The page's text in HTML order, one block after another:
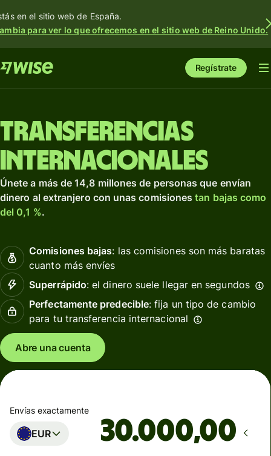
en el sitio web de España.
para ver lo que ofrecemos en el sitio web de Reino Unido.
Regístrate
Transferencias
internacionales
Únete a más de 14,8 millones de personas que envían
dinero al extranjero con unas comisionestan bajas como
del 0,1 %.
Comisiones bajas: las comisiones son más baratas
cuanto más envíes
Superrápido: el dinero suele llegar en segundos
Perfectamente predecible: fija un tipo de cambio
para tu transferencia internacional
Abre una cuenta
Envías exactamente
EUR ,00